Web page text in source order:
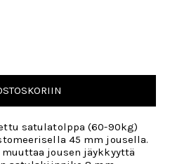
satulatolppa (60-90kg)
45 mm jousella.
jousen jäykkyyttä